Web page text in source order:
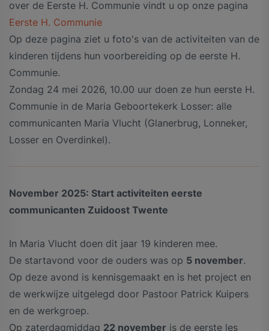
over de Eerste H. Communie vindt u op onze pagina
Eerste H. Communie
Op deze pagina ziet u foto's van de activiteiten van de
kinderen tijdens hun voorbereiding op de eerste H.
Communie.
Zondag 24 mei 2026, 10.00 uur doen ze hun eerste H.
Communie in de Maria Geboortekerk Losser: alle
communicanten Maria Vlucht (Glanerbrug, Lonneker,
Losser en Overdinkel).
November 2025: Start activiteiten eerste
communicanten Zuidoost Twente
In Maria Vlucht doen dit jaar 19 kinderen mee.
De startavond voor de ouders was op 5 november.
Op deze avond is kennisgemaakt en is het project en
de werkwijze uitgelegd door Pastoor Patrick Kuipers
en de werkgroep.
Op zaterdagmiddag 22 november is de eerste les